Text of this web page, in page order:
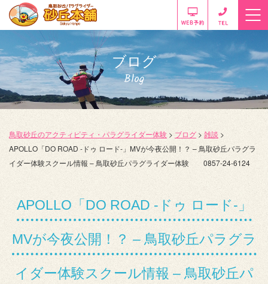
ブログ
Blog
鳥取砂丘のアクティビティ・パラグライダー体験 > ブログ > 雑談 >
APOLLO「DO ROAD -ドゥ ロード-」MVが今夜公開！？ – 鳥取砂丘パラグラ
イダー体験スクール情報 – 鳥取砂丘パラグライダー体験 0857-24-6124
APOLLO「DO ROAD -ドゥ ロード-」
MVが今夜公開！？ – 鳥取砂丘パラグラ
イダー体験スクール情報 – 鳥取砂丘パ